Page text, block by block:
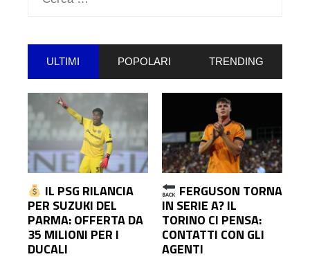
ULTIMI POPOLARI TRENDING
IL PSG RILANCIA
PER SUZUKI DEL
PARMA: OFFERTA DA
35 MILIONI PER I
DUCALI
FERGUSON TORNA
IN SERIE A? IL
TORINO CI PENSA:
CONTATTI CON GLI
AGENTI